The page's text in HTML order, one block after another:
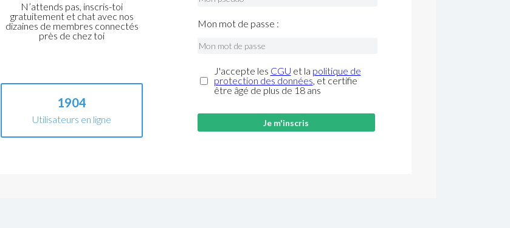
N’attends pas, inscris-toi
gratuitement et chat avec nos
dizaines de membres connectés
près de chez toi
1904
Utilisateurs en ligne
Mon mot de passe :
J'accepte les CGU et la politique de
protection des données, et certifie
être âgé de plus de 18 ans